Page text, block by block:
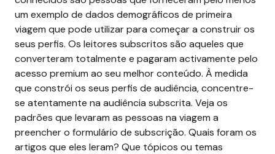
um exemplo de dados demográficos de primeira
viagem que pode utilizar para começar a construir os
seus perfis. Os leitores subscritos são aqueles que
converteram totalmente e pagaram activamente pelo
acesso premium ao seu melhor conteúdo. À medida
que constrói os seus perfis de audiência, concentre-
se atentamente na audiência subscrita. Veja os
padrões que levaram as pessoas na viagem a
preencher o formulário de subscrição. Quais foram os
artigos que eles leram? Que tópicos ou temas